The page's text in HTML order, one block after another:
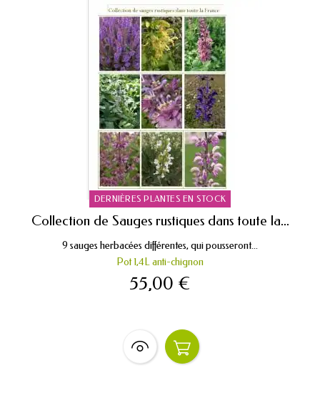
DERNIÈRES PLANTES EN STOCK
Collection de Sauges rustiques dans toute la...
9 sauges herbacées différentes, qui pousseront...
Pot 1,4L anti-chignon
55,00 €